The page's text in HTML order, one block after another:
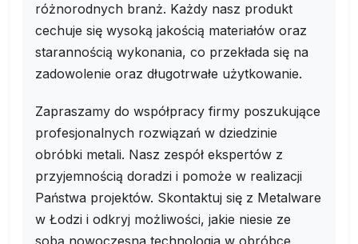
różnorodnych branż. Każdy nasz produkt
cechuje się wysoką jakością materiałów oraz
starannością wykonania, co przekłada się na
zadowolenie oraz długotrwałe użytkowanie.
Zapraszamy do współpracy firmy poszukujące
profesjonalnych rozwiązań w dziedzinie
obróbki metali. Nasz zespół ekspertów z
przyjemnością doradzi i pomoże w realizacji
Państwa projektów. Skontaktuj się z Metalware
w Łodzi i odkryj możliwości, jakie niesie ze
sobą nowoczesna technologia w obróbce